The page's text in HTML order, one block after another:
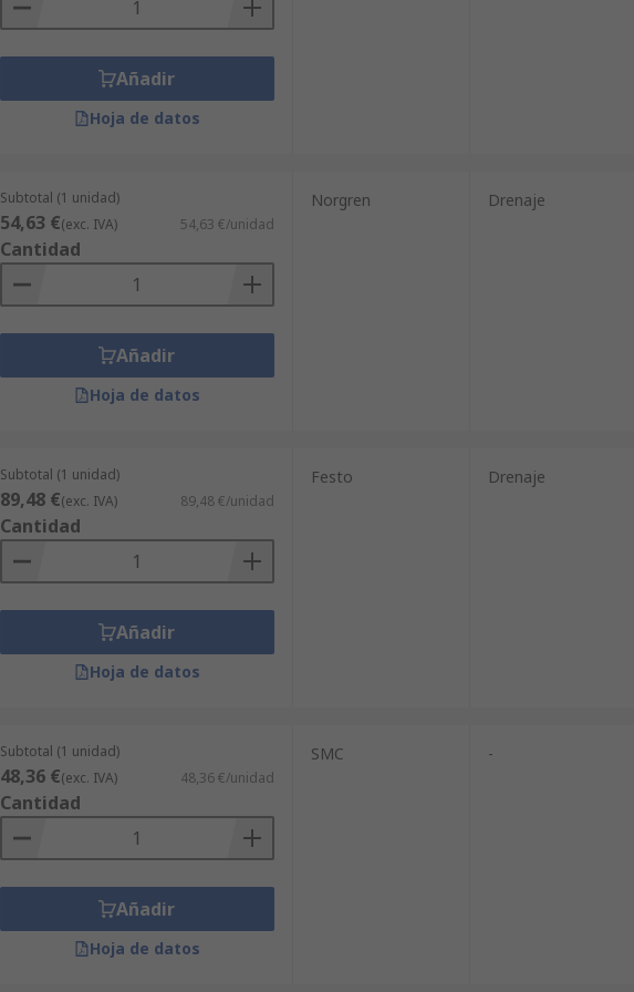
Añadir
Hoja de datos
Subtotal (1 unidad)
54,63 €(exc. IVA) 54,63 €/unidad
Cantidad
Añadir
Hoja de datos
Norgren Drenaje
Subtotal (1 unidad)
89,48 €(exc. IVA) 89,48 €/unidad
Cantidad
Añadir
Hoja de datos
Festo Drenaje
Subtotal (1 unidad)
48,36 €(exc. IVA) 48,36 €/unidad
Cantidad
Añadir
Hoja de datos
SMC -